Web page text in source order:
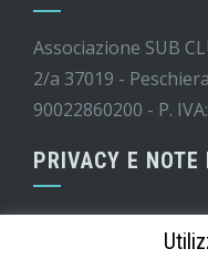
Associazione SUB
2/a 37019 -
90022860200 - P.
PRIVACY E NOTE
Informativa GDPR